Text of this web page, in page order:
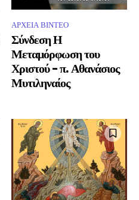
ΑΡΧΕΙΑ ΒΙΝΤΕΟ
Σύνδεση Η
Μεταμόρφωση του
Χριστού – π. Αθανάσιος
Μυτιληναίος